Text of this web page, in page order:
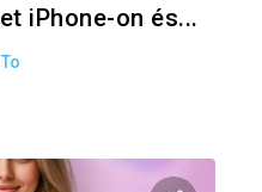
iPhone-on és...